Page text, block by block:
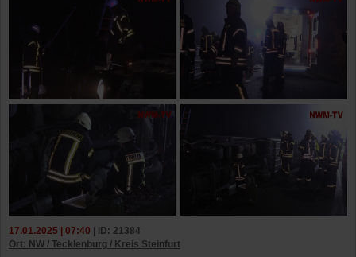
17.01.2025 | 07:40 | ID: 21384
Ort: NW / Tecklenburg / Kreis Steinfurt